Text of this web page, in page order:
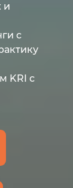
и
с
KRI с